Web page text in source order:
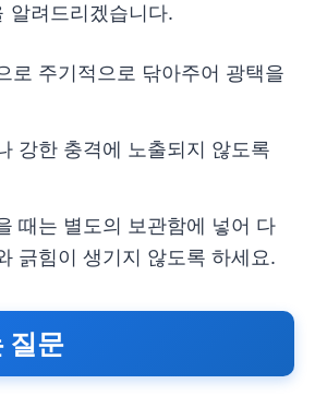
알려드리겠습니다.
로 주기적으로 닦아주어 광택을
강한 충격에 노출되지 않도록
때는 별도의 보관함에 넣어 다
긁힘이 생기지 않도록 하세요.
질문